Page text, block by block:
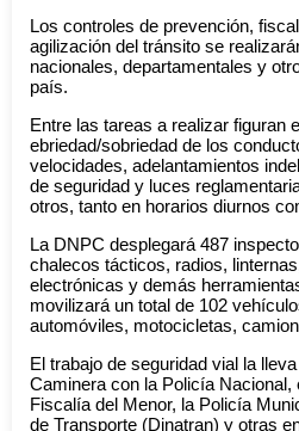
Los controles de prevención,
agilización del tránsito se
nacionales, departamentales y
país.
Entre las tareas a realizar figuran
ebriedad/sobriedad de los
velocidades, adelantamientos
de seguridad y luces
otros, tanto en horarios diurnos
La DNPC desplegará 487
chalecos tácticos, radios,
electrónicas y demás
movilizará un total de 102
automóviles, motocicletas,
El trabajo de seguridad vial la
Caminera con la Policía Nacional,
Fiscalía del Menor, la Policía
de Transporte (Dinatran) y otras